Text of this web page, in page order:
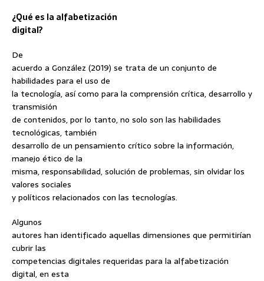
¿Qué es la alfabetización
digital?
De
acuerdo a González (2019) se trata de un conjunto de
habilidades para el uso de
la tecnología, así como para la comprensión crítica, desarrollo y
transmisión
de contenidos, por lo tanto, no solo son las habilidades
tecnológicas, también
desarrollo de un pensamiento crítico sobre la información,
manejo ético de la
misma, responsabilidad, solución de problemas, sin olvidar los
valores sociales
y políticos relacionados con las tecnologías.
Algunos
autores han identificado aquellas dimensiones que permitirían
cubrir las
competencias digitales requeridas para la alfabetización
digital, en esta